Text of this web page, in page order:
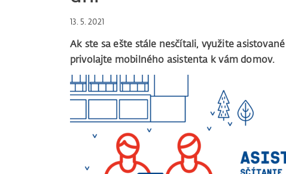
13. 5. 2021
Ak ste sa ešte stále nesčítali, využite
privolajte mobilného asistenta k vám domov.